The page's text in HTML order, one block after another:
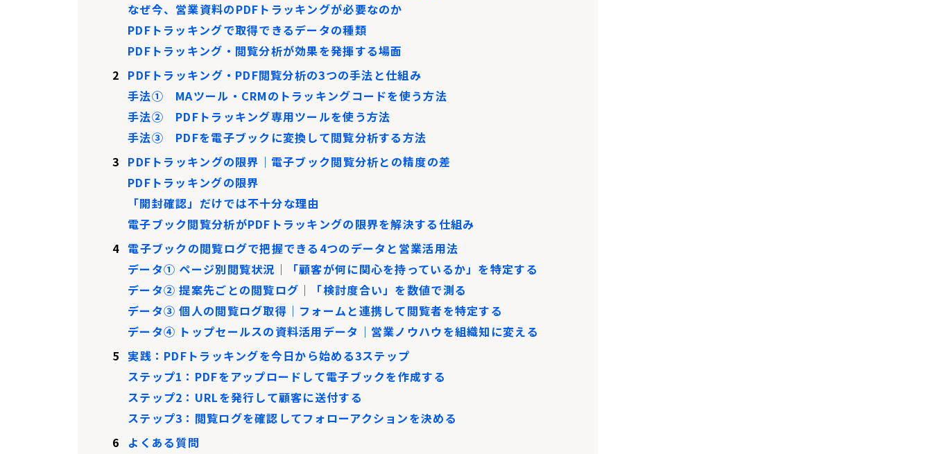
なぜ今、営業資料のPDFトラッキングが必要なのか
PDFトラッキングで取得できるデータの種類
PDFトラッキング・閲覧分析が効果を発揮する場面
2 PDFトラッキング・PDF閲覧分析の3つの手法と仕組み
手法① MAツール・CRMのトラッキングコードを使う方法
手法② PDFトラッキング専用ツールを使う方法
手法③ PDFを電子ブックに変換して閲覧分析する方法
3 PDFトラッキングの限界｜電子ブック閲覧分析との精度の差
PDFトラッキングの限界
「開封確認」だけでは不十分な理由
電子ブック閲覧分析がPDFトラッキングの限界を解決する仕組み
4 電子ブックの閲覧ログで把握できる4つのデータと営業活用法
データ① ページ別閲覧状況｜「顧客が何に関心を持っているか」を特定する
データ② 提案先ごとの閲覧ログ｜「検討度合い」を数値で測る
データ③ 個人の閲覧ログ取得｜フォームと連携して閲覧者を特定する
データ④ トップセールスの資料活用データ｜営業ノウハウを組織知に変える
5 実践：PDFトラッキングを今日から始める3ステップ
ステップ1：PDFをアップロードして電子ブックを作成する
ステップ2：URLを発行して顧客に送付する
ステップ3：閲覧ログを確認してフォローアクションを決める
6
よくある質問